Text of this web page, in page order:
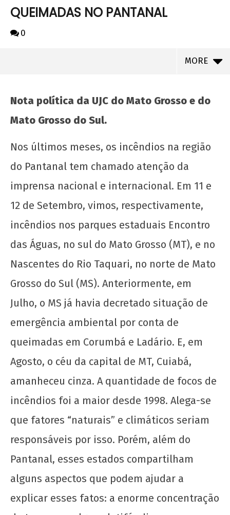
QUEIMADAS NO PANTANAL
0
MORE
QUEIMADAS NO PANTANAL
setembro
de 2020
wp-
admin
UJC, 99 anos!
setembro
de 2020
wp-
admin
Nota política da UJC do Mato Grosso e do
Mato Grosso do Sul.
Nos últimos meses, os incêndios na região
do Pantanal tem chamado atenção da
imprensa nacional e internacional. Em 11 e
12 de Setembro, vimos, respectivamente,
incêndios nos parques estaduais Encontro
das Águas, no sul do Mato Grosso (MT), e no
Nascentes do Rio Taquari, no norte de Mato
Grosso do Sul (MS). Anteriormente, em
Julho, o MS já havia decretado situação de
emergência ambiental por conta de
queimadas em Corumbá e Ladário. E, em
Agosto, o céu da capital de MT, Cuiabá,
amanheceu cinza. A quantidade de focos de
incêndios foi a maior desde 1998. Alega-se
que fatores “naturais” e climáticos seriam
responsáveis por isso. Porém, além do
Pantanal, esses estados compartilham
alguns aspectos que podem ajudar a
explicar esses fatos: a enorme concentração